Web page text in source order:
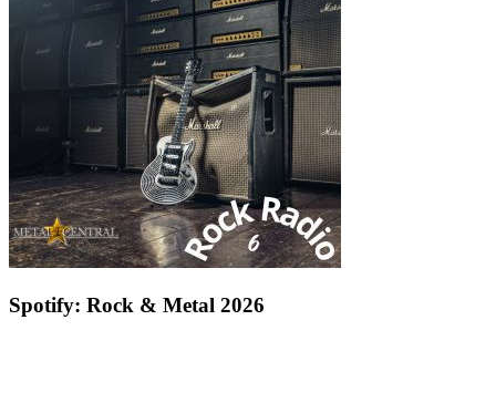
Spotify: Rock & Metal 2026